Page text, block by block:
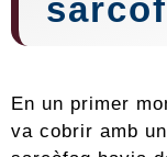
En un primer
va cobrir amb